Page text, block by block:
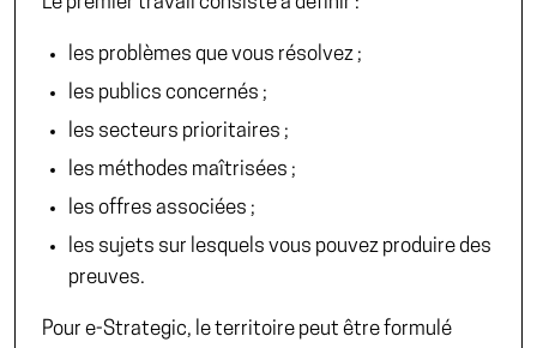
les problèmes que vous résolvez ;
les publics concernés ;
les secteurs prioritaires ;
les méthodes maîtrisées ;
les offres associées ;
les sujets sur lesquels vous pouvez produire des
preuves.
Pour e-Strategic, le territoire peut être formulé